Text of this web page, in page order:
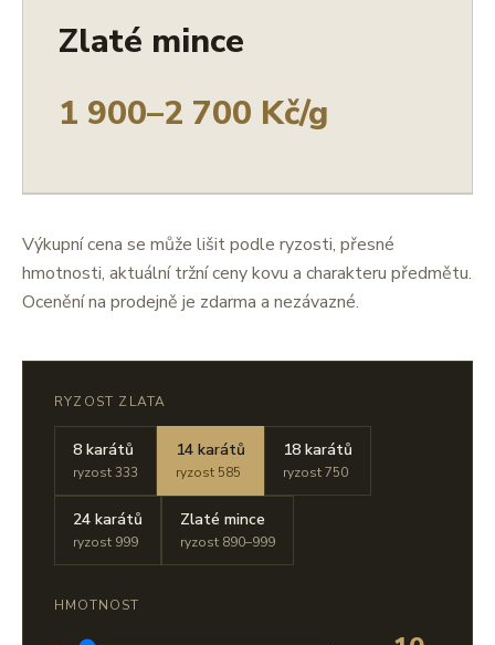
Zlaté mince
1 900–2 700 Kč/g
Výkupní cena se může lišit podle ryzosti, přesné
hmotnosti, aktuální tržní ceny kovu a charakteru předmětu.
Ocenění na prodejně je zdarma a nezávazné.
RYZOST ZLATA
8 karátů
ryzost 333
14 karátů
ryzost 585
18 karátů
ryzost 750
24 karátů
ryzost 999
Zlaté mince
ryzost 890–999
HMOTNOST